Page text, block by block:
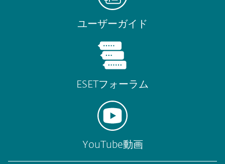
ユーザーガイド
ESETフォーラム
YouTube動画